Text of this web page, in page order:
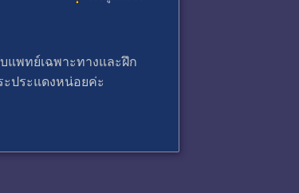
แพทย์เฉพาะทางและฝึก
ประแดงหน่อยค่ะ